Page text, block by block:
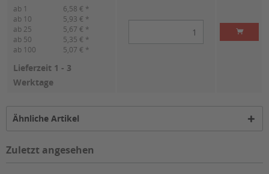
ab 1
6,58 € *
ab 10
5,93 € *
ab 25
5,67 € *
ab 50
5,35 € *
ab 100
5,07 € *
Lieferzeit 1 - 3
Werktage
Ähnliche Artikel
Zuletzt angesehen